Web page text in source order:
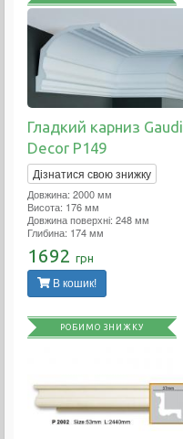
Гладкий карниз Gaudi
Decor P149
Дізнатися свою знижку
Довжина: 2000 мм
Висота: 176 мм
Довжина поверхні: 248 мм
Глибина: 174 мм
1692 грн
В кошик!
РОБИМО ЗНИЖКУ